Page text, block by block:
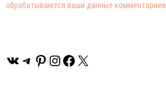
обрабатываются ваши данные комментариев
ВКонтакте
Telegram
Pinterest
Instagram
Facebook
X